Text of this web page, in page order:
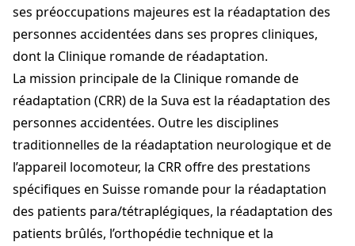
ses préoccupations majeures est la réadaptation des
personnes accidentées dans ses propres cliniques,
dont la Clinique romande de réadaptation.
La mission principale de la Clinique romande de
réadaptation (CRR) de la Suva est la réadaptation des
personnes accidentées. Outre les disciplines
traditionnelles de la réadaptation neurologique et de
l’appareil locomoteur, la CRR offre des prestations
spécifiques en Suisse romande pour la réadaptation
des patients para/tétraplégiques, la réadaptation des
patients brûlés, l’orthopédie technique et la